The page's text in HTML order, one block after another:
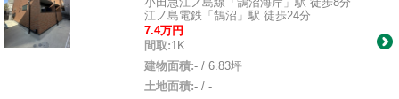
江ノ島電鉄「鵠沼」駅 徒歩24分
7.4万円
間取:1K
建物面積:- / 6.83坪
土地面積:- / -